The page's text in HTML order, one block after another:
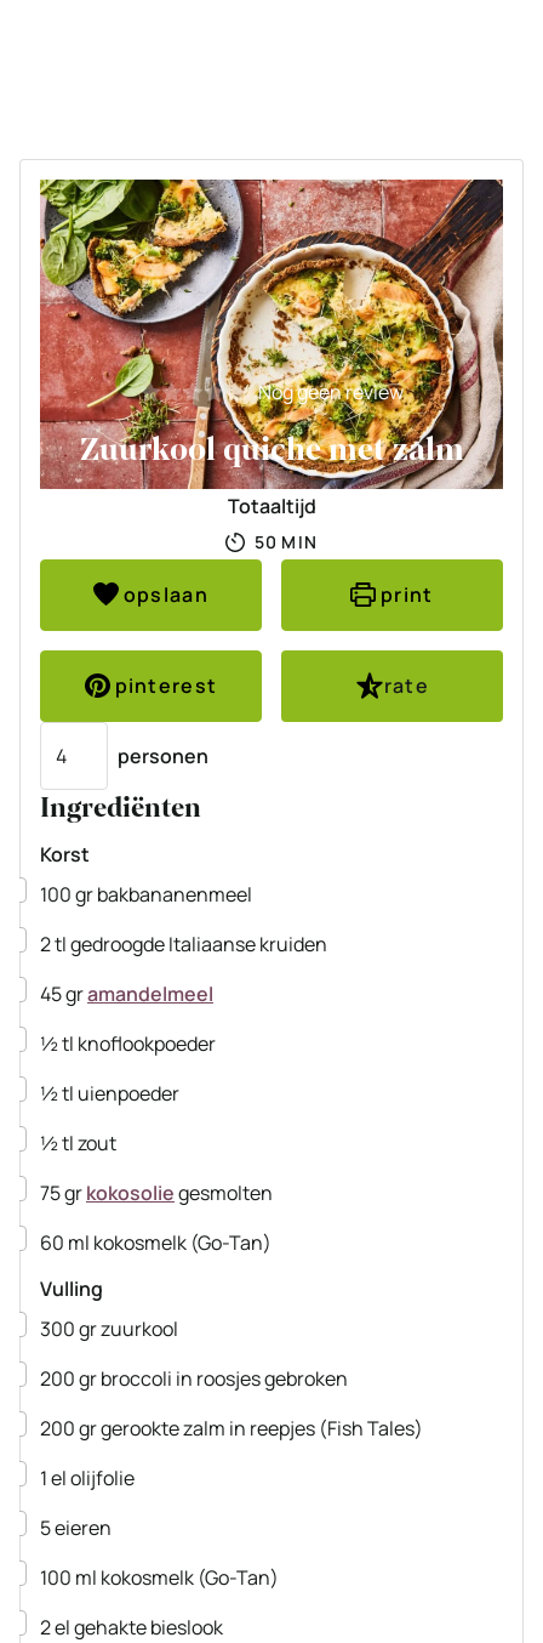
Nog geen review
Zuurkool quiche met zalm
Totaaltijd
50 MINUTEN
MIN
opslaan print
pinterest
rate
personen
Ingrediënten
Korst
▢
100grbakbananenmeel
▢
2tlgedroogde Italiaanse kruiden
▢
45gramandelmeel
▢
½tl knoflookpoeder
▢
½tl uienpoeder
▢
½tlzout
▢
75grkokosoliegesmolten
▢
60 ml kokosmelk (Go-Tan)
Vulling
▢
300grzuurkool
▢
200grbroccoli in roosjes gebroken
▢
200grgerookte zalm in reepjes (Fish Tales)
▢
1elolijfolie
▢
5eieren
▢
100 ml kokosmelk (Go-Tan)
▢
2elgehakte bieslook